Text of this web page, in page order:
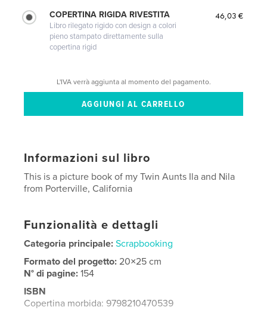
COPERTINA RIGIDA RIVESTITA
Libro rilegato rigido con design a colori
pieno stampato direttamente sulla
copertina rigid
46,03 €
L'IVA verrà aggiunta al momento del pagamento.
Informazioni sul libro
This is a picture book of my Twin Aunts Ila and Nila
from Porterville, California
Funzionalità e dettagli
Categoria principale: Scrapbooking
Formato del progetto:20×25 cm
N° di pagine:154
ISBN
Copertina morbida: 9798210470539